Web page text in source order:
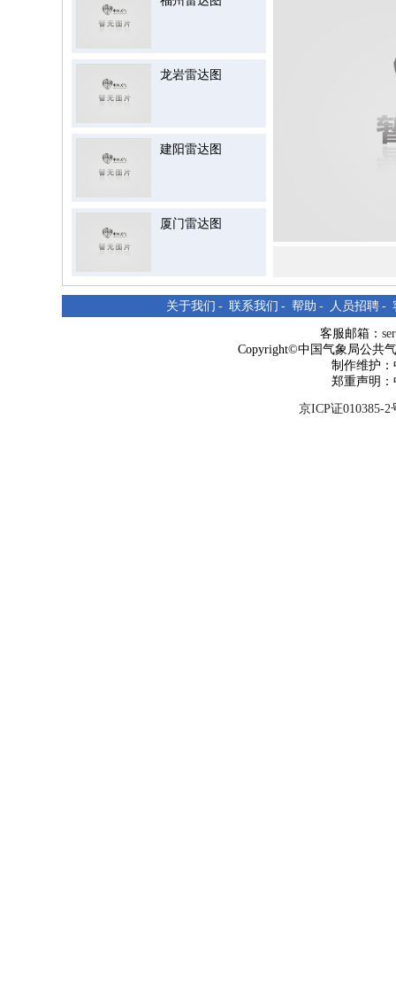
龙岩雷达图
建阳雷达图
厦门雷达图
关于我们 - 联系我们 - 帮助 - 人员招聘 -
客服邮箱：
Copyright©中国气象局公共
制作维护
郑重声明
京ICP证010385-2